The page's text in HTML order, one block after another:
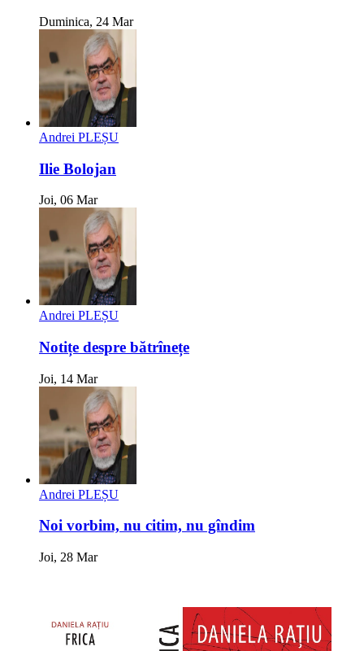
Duminica, 24 Mar
Andrei PLEȘU
Ilie Bolojan
Joi, 06 Mar
Andrei PLEȘU
Notițe despre bătrînețe
Joi, 14 Mar
Andrei PLEȘU
Noi vorbim, nu citim, nu gîndim
Joi, 28 Mar